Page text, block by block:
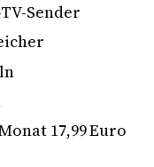
Sender
17,99 Euro